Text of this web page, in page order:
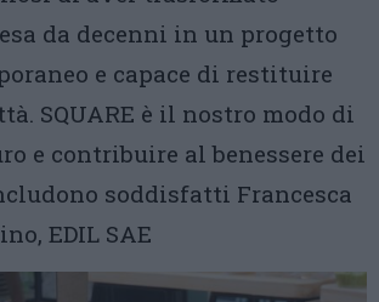
da decenni in un progetto
e capace di restituire
SQUARE è il nostro modo di
e contribuire al benessere dei
soddisfatti Francesca
EDIL SAE